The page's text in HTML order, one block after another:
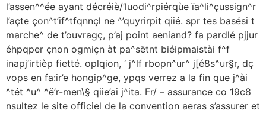
l’assen^^ée ayant décréiè/’luodi^rpiérqùe ïa^li^çussign^r
l’açte çon^t’if^tfqnnçl ne ^’quyrirpit qiié. spr tes basési t
marche^ de t’ouvragç, p’aj point aeniand? fa pardlé pjjur
éhpqper çnon ogmiçn àt pa^sëtnt biéipmaistài f^f
inapj’irtièp fietté. oplqion, ‘ j^lf rbopn^ur^ j[é8s^ur§r, dç
vops en fa:ir’e hongip^ge, ypqs verrez a la fin que j^ài
^tét ^u^ ^ë’r-men\§ qiie’ai j^ita. Fr/ – assurance co 19c8
nsultez le site officiel de la convention aeras s’assurer et